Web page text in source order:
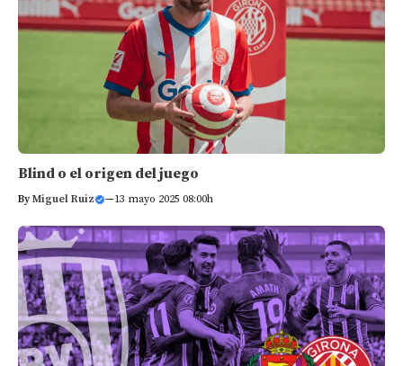
Blind o el origen del juego
ByMiguel Ruiz —13 mayo 2025 08:00h